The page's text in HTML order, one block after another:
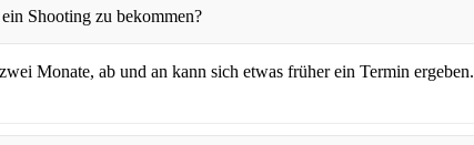
Shooting zu bekommen?
Monate, ab und an kann sich etwas früher ein Termin ergeben.